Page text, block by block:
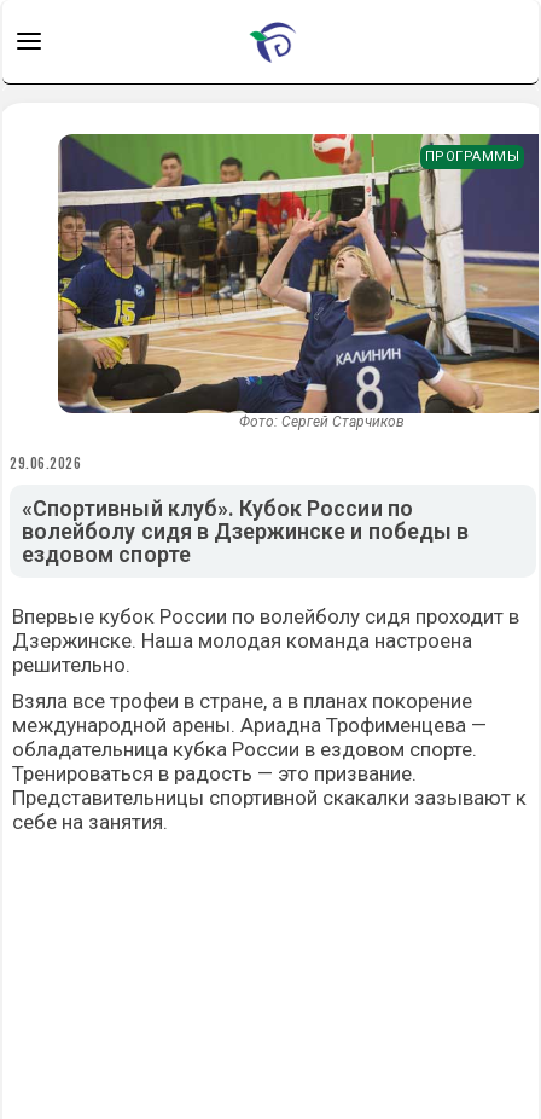
Фото: Сергей Старчиков
ПРОГРАММЫ
29.06.2026
«Спортивный клуб». Кубок России по
волейболу сидя в Дзержинске и победы в
ездовом спорте
Впервые кубок России по волейболу сидя проходит в
Дзержинске. Наша молодая команда настроена
решительно.
Взяла все трофеи в стране, а в планах покорение
международной арены. Ариадна Трофименцева —
обладательница кубка России в ездовом спорте.
Тренироваться в радость — это призвание.
Представительницы спортивной скакалки зазывают к
себе на занятия.